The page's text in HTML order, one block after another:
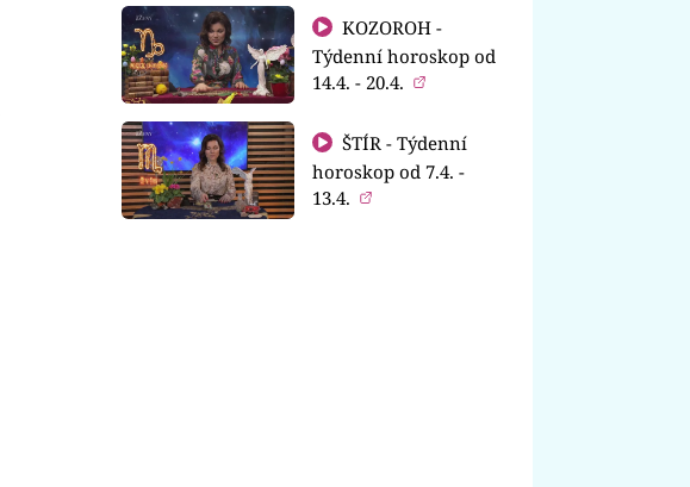
KOZOROH -
Týdenní horoskop od
14.4. - 20.4.
ŠTÍR - Týdenní
horoskop od 7.4. -
13.4.